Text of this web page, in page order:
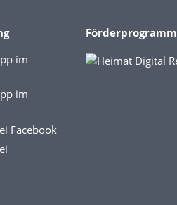
Förderprogramm